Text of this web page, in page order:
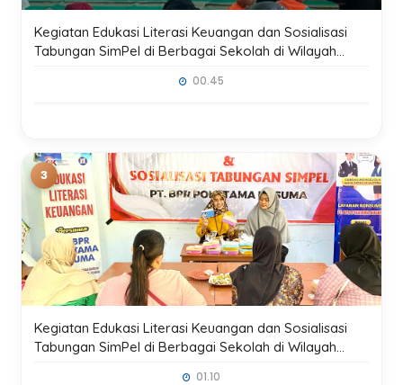
Kegiatan Edukasi Literasi Keuangan dan Sosialisasi
Tabungan SimPel di Berbagai Sekolah di Wilayah
00.45
Kegiatan Edukasi Literasi Keuangan dan Sosialisasi
Tabungan SimPel di Berbagai Sekolah di Wilayah
01.10